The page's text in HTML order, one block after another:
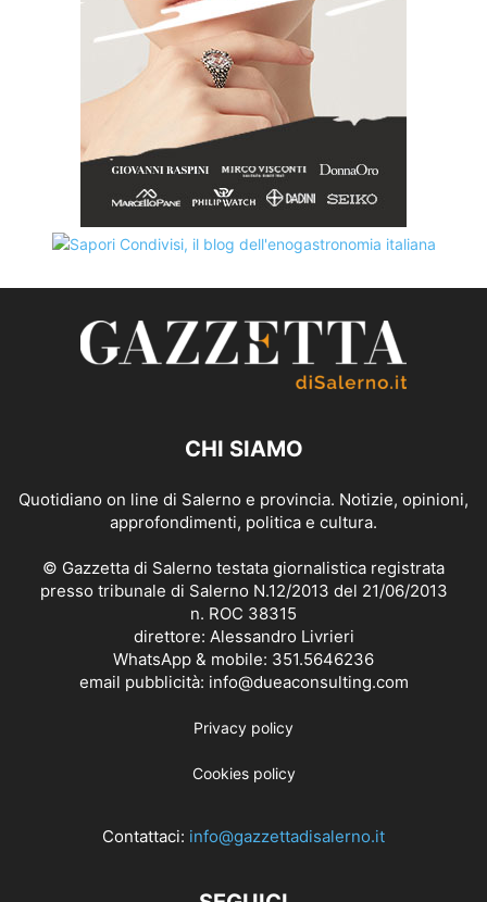
CHI SIAMO
Quotidiano on line di Salerno e provincia. Notizie, opinioni,
approfondimenti, politica e cultura.
© Gazzetta di Salerno testata giornalistica registrata
presso tribunale di Salerno N.12/2013 del 21/06/2013
n. ROC 38315
direttore: Alessandro Livrieri
WhatsApp & mobile: 351.5646236
email pubblicità: info@dueaconsulting.com
Privacy policy
Cookies policy
Contattaci: info@gazzettadisalerno.it